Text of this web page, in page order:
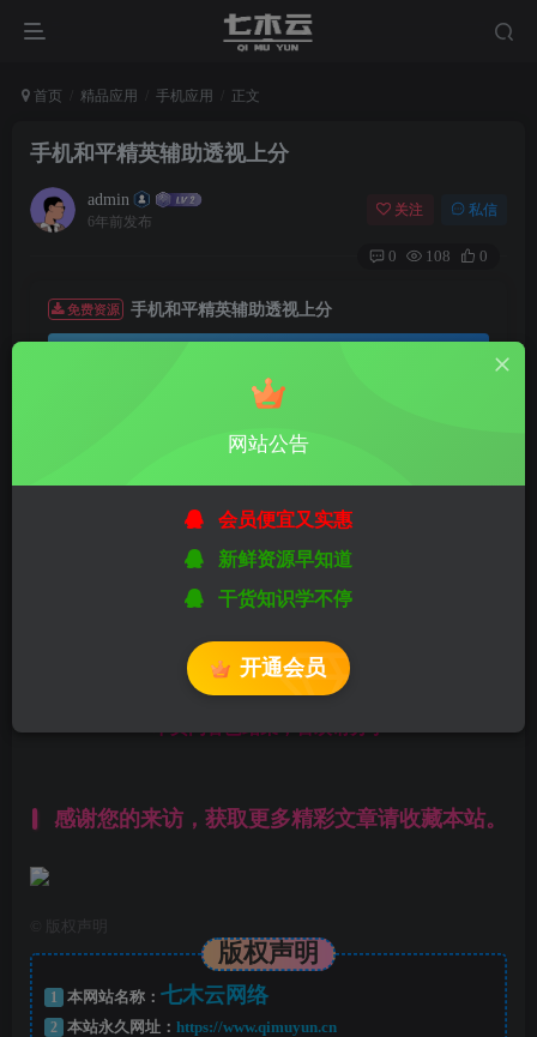
首页 精品应用 手机应用 正文
手机和平精英辅助透视上分
admin
6年前发布
关注 私信
0 108 0
免费资源 手机和平精英辅助透视上分
有root版本 和不root的版本 root版本稳定 是破解版随便输入
建议用小号测试，开心就好,仅供学习参考
某些文章具有时效性，若有错误或已失效，请在下方
感谢您的来访，获取更多精彩文章请收藏本站。
版权声明
版权声明
1 本网站名称： 七木云网络
2 本站永久网址： https://www.qimuyun.cn
网站公告
会员便宜又实惠
新鲜资源早知道
干货知识学不停
开通会员